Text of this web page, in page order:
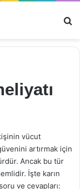
vücut
artırmak için
Ancak bu tür
İşte karın
ve cevapları: